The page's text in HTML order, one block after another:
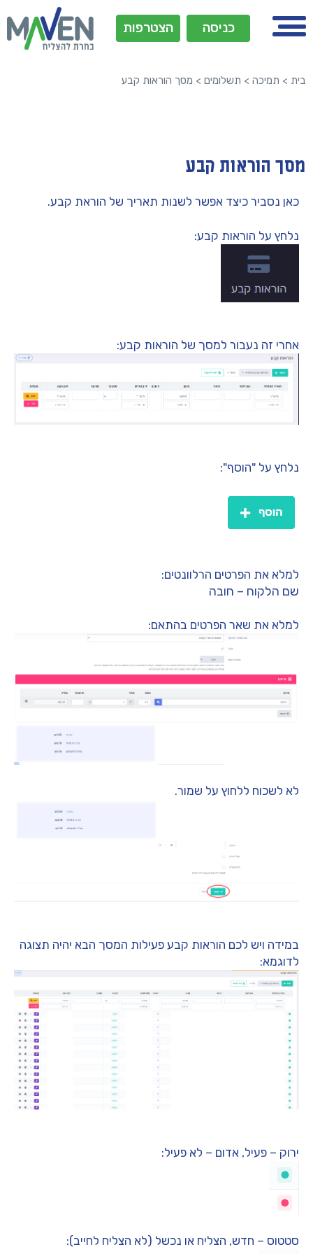
כניסה הצטרפות
בית > תמיכה> תשלומים> מסך הוראות קבע
מסך הוראות קבע
כאן נסביר כיצד אפשר לשנות תאריך של הוראת קבע.
נלחץ על הוראות קבע:
אחרי זה נעבור למסך של הוראות קבע:
נלחץ על "הוסף":
למלא את הפרטים הרלוונטים:
שם הלקוח – חובה
למלא את שאר הפרטים בהתאם:
לא לשכוח ללחוץ על שמור.
במידה ויש לכם הוראות קבע פעילות המסך הבא יהיה תצוגה
לדוגמא:
ירוק – פעיל, אדום – לא פעיל:
סטטוס – חדש, הצליח או נכשל (לא הצליח לחייב):